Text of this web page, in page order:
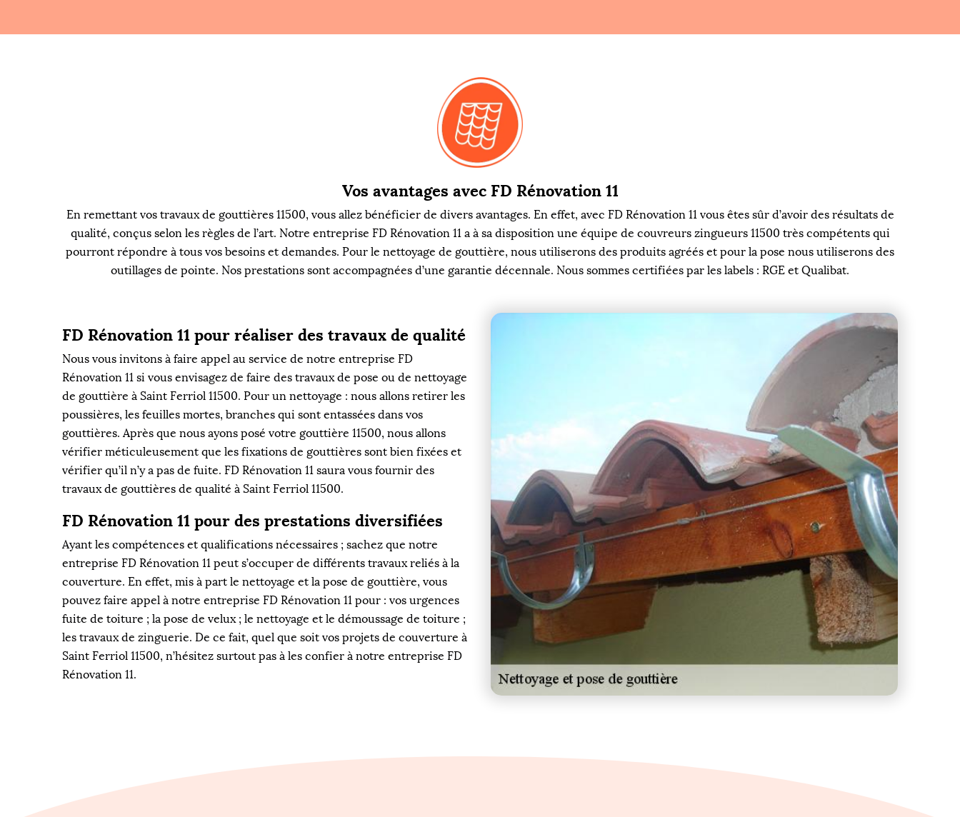
Vos avantages avec FD Rénovation 11
En remettant vos travaux de gouttières 11500, vous allez bénéficier de divers avantages. En effet, avec FD Rénovation 11 vous êtes sûr d’avoir des résultats de
qualité, conçus selon les règles de l’art. Notre entreprise FD Rénovation 11 a à sa disposition une équipe de couvreurs zingueurs 11500 très compétents qui
pourront répondre à tous vos besoins et demandes. Pour le nettoyage de gouttière, nous utiliserons des produits agréés et pour la pose nous utiliserons des
outillages de pointe. Nos prestations sont accompagnées d’une garantie décennale. Nous sommes certifiées par les labels : RGE et Qualibat.
FD Rénovation 11 pour réaliser des travaux de qualité
Nous vous invitons à faire appel au service de notre entreprise FD
Rénovation 11 si vous envisagez de faire des travaux de pose ou de nettoyage
de gouttière à Saint Ferriol 11500. Pour un nettoyage : nous allons retirer les
poussières, les feuilles mortes, branches qui sont entassées dans vos
gouttières. Après que nous ayons posé votre gouttière 11500, nous allons
vérifier méticuleusement que les fixations de gouttières sont bien fixées et
vérifier qu’il n’y a pas de fuite. FD Rénovation 11 saura vous fournir des
travaux de gouttières de qualité à Saint Ferriol 11500.
FD Rénovation 11 pour des prestations diversifiées
Ayant les compétences et qualifications nécessaires ; sachez que notre
entreprise FD Rénovation 11 peut s’occuper de différents travaux reliés à la
couverture. En effet, mis à part le nettoyage et la pose de gouttière, vous
pouvez faire appel à notre entreprise FD Rénovation 11 pour : vos urgences
fuite de toiture ; la pose de velux ; le nettoyage et le démoussage de toiture ;
les travaux de zinguerie. De ce fait, quel que soit vos projets de couverture à
Saint Ferriol 11500, n’hésitez surtout pas à les confier à notre entreprise FD
Rénovation 11.